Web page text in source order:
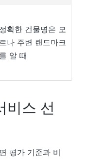
정확한 건물명은 모
르나 주변 랜드마크
를 알 때
비스 선
평가 기준과 비